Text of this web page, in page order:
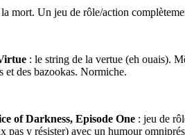
la mort. Un jeu de rôle/action
: le string de la vertue (eh ouais).
et des bazookas. Normiche.
of Darkness, Episode One : jeu de
pas y résister) avec un humour